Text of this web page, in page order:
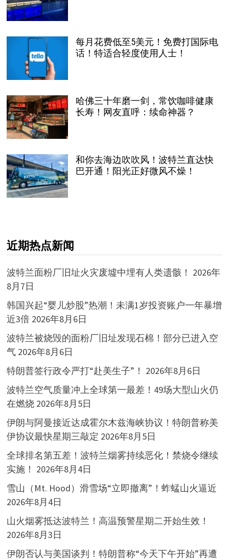
每月花费低至5美元！免费打国际电
话！特适合轻度使用人士！
哈佛三十年磨一剑，常饮咖啡健康
长寿！网友直呼：续命神器？
和你去海边吹吹风！波特兰直达快
巴开通！阳光正好微风不燥！
近期热点新闻
波特兰面粉厂旧址火灾废墟中埋有人类遗骸！ 2026年
8月7日
韩国兴起“婴儿炒股”热潮！未满1岁投资账户一年暴增
近3倍 2026年8月6日
波特兰被烧毁的面粉厂旧址发现石棉！部分已进入空
气 2026年8月6日
特朗普签行政令严打“赴美生子”！ 2026年8月6日
波特兰空气质量冲上全球第一最差！49场大型山火仍
在燃烧 2026年8月5日
伊朗与阿曼接近达成霍尔木兹海峡协议！特朗普称美
伊协议最快星期三敲定 2026年8月5日
全球排名第五差！波特兰烟雾持续恶化！禁烧令继续
实施！ 2026年8月4日
雪山（Mt. Hood）滑雪场“立即撤离”！蚱蜢山火逼近
2026年8月4日
山火烟雾抵达波特兰！高温预警星期二开始生效！
2026年8月3日
伊朗否认与美国谈判！特朗普称“今天下午开始”再遭